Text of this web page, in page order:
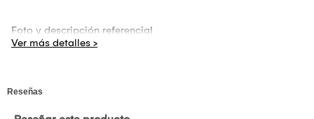
Foto y descripción referencial